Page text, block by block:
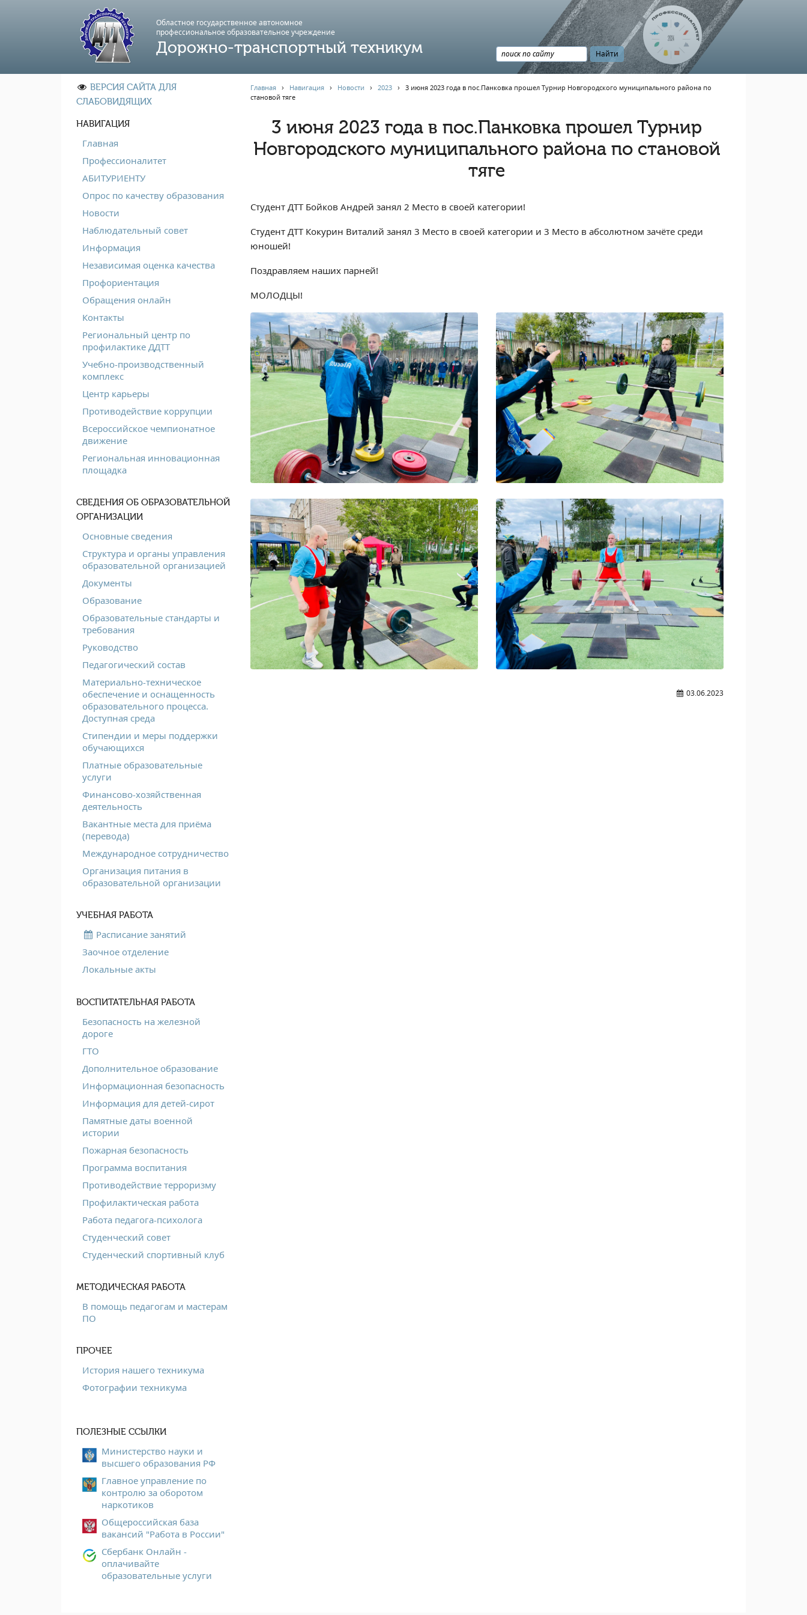
Областное государственное автономное
профессиональноe образовательное учреждение
Дорожно-транспортный техникум
ВЕРСИЯ САЙТА ДЛЯ
СЛАБОВИДЯЩИХ
НАВИГАЦИЯ
Главная
Профессионалитет
АБИТУРИЕНТУ
Опрос по качеству образования
Новости
Наблюдательный совет
Информация
Независимая оценка качества
Профориентация
Обращения онлайн
Контакты
Региональный центр по
профилактике ДДТТ
Учебно-производственный
комплекс
Центр карьеры
Противодействие коррупции
Всероссийское чемпионатное
движение
Региональная инновационная
площадка
СВЕДЕНИЯ ОБ ОБРАЗОВАТЕЛЬНОЙ
ОРГАНИЗАЦИИ
Основные сведения
Структура и органы управления
образовательной организацией
Документы
Образование
Образовательные стандарты и
требования
Руководство
Педагогический состав
Материально-техническое
обеспечение и оснащенность
образовательного процесса.
Доступная среда
Стипендии и меры поддержки
обучающихся
Платные образовательные
услуги
Финансово-хозяйственная
деятельность
Вакантные места для приёма
(перевода)
Международное сотрудничество
Организация питания в
образовательной организации
УЧЕБНАЯ РАБОТА
Расписание занятий
Заочное отделение
Локальные акты
ВОСПИТАТЕЛЬНАЯ РАБОТА
Безопасность на железной
дороге
ГТО
Дополнительное образование
Информационная безопасность
Информация для детей-сирот
Памятные даты военной
истории
Пожарная безопасность
Программа воспитания
Противодействие терроризму
Профилактическая работа
Работа педагога-психолога
Студенческий совет
Студенческий спортивный клуб
МЕТОДИЧЕСКАЯ РАБОТА
В помощь педагогам и мастерам
ПО
ПРОЧЕЕ
История нашего техникума
Фотографии техникума
ПОЛЕЗНЫЕ ССЫЛКИ
Министерство науки и
высшего образования РФ
Главное управление по
контролю за оборотом
наркотиков
Общероссийская база
вакансий "Работа в России"
Сбербанк Онлайн -
оплачивайте
образовательные услуги
Главная› Навигация› Новости › 2023› 3 июня 2023 года в пос.Панковка прошел Турнир Новгородского муниципального района по
становой тяге
3 июня 2023 года в пос.Панковка прошел Турнир
Новгородского муниципального района по становой
тяге
Студент ДТТ Бойков Андрей занял 2 Место в своей категории!
Студент ДТТ Кокурин Виталий занял 3 Место в своей категории и 3 Место в абсолютном зачёте среди
юношей!
Поздравляем наших парней!
МОЛОДЦЫ!
03.06.2023